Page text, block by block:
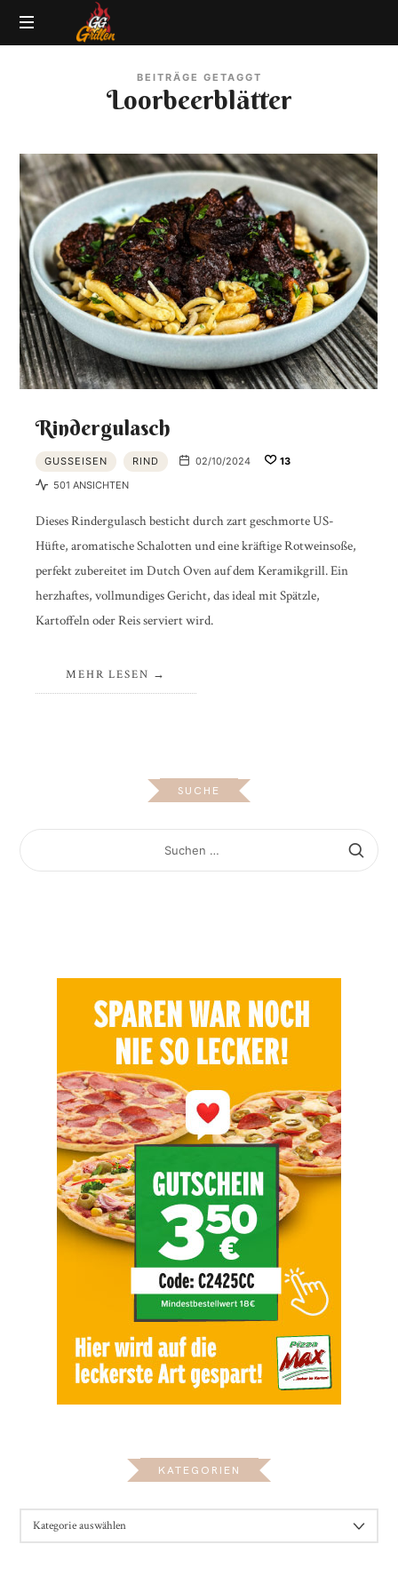
GG-
|
BBQ
Lexikon
BEITRÄGE GETAGGT
Loorbeerblätter
Rindergulasch
GUSSEISEN RIND 02/10/2024
13
501 ANSICHTEN
Dieses Rindergulasch besticht durch zart geschmorte US-
Hüfte, aromatische Schalotten und eine kräftige Rotweinsoße,
perfekt zubereitet im Dutch Oven auf dem Keramikgrill. Ein
herzhaftes, vollmundiges Gericht, das ideal mit Spätzle,
Kartoffeln oder Reis serviert wird.
MEHR LESEN
SUCHE
SUCHEN
KATEGORIEN